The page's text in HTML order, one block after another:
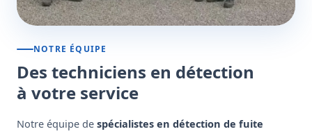
NOTRE ÉQUIPE
Des techniciens en détection
à votre service
Notre équipe de spécialistes en détection de fuite